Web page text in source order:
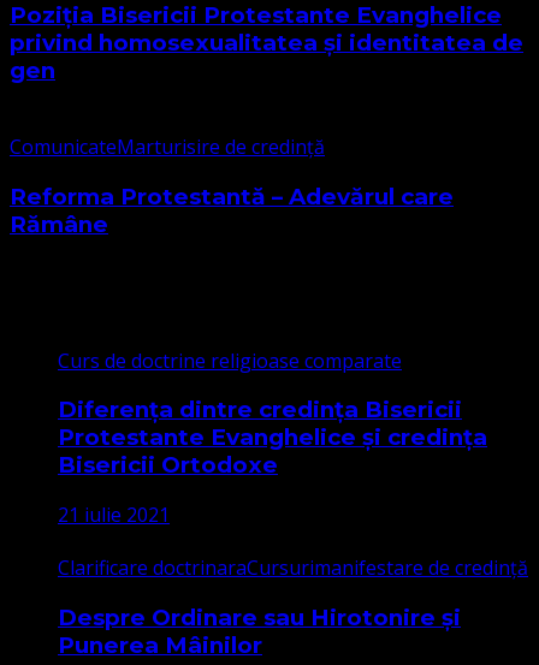
Poziția Bisericii Protestante Evanghelice
privind homosexualitatea și identitatea de
gen
ComunicateMarturisire de credință
Reforma Protestantă – Adevărul care
Rămâne
Curs de doctrine religioase comparate
Diferența dintre credința Bisericii
Protestante Evanghelice și credința
Bisericii Ortodoxe
21 iulie 2021
Clarificare doctrinaraCursurimanifestare de credință
Despre Ordinare sau Hirotonire și
Punerea Mâinilor